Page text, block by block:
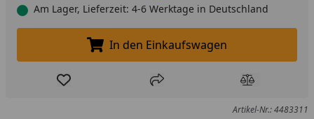
Am Lager, Lieferzeit: 4-6 Werktage in Deutschland
In den Einkaufswagen legen
In den Einkaufswagen
Produkt zur Wunschliste hinzufügen
Teilen Produkt
Artikel-Nr.: 4483311